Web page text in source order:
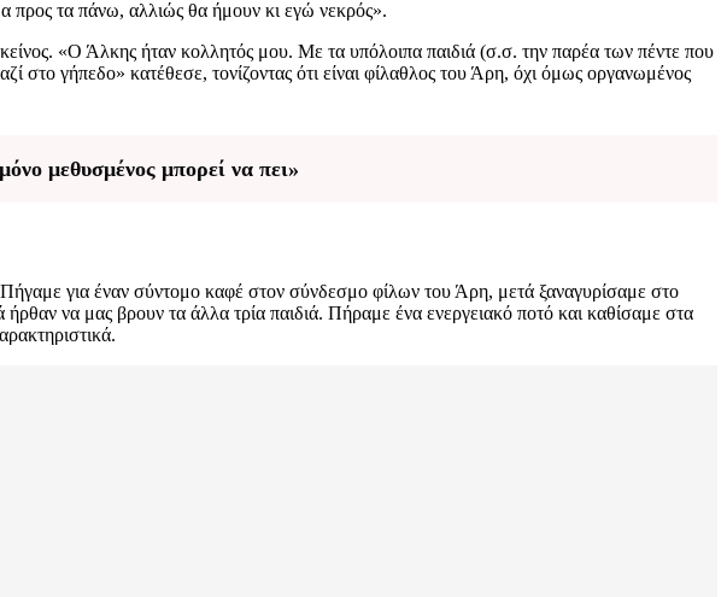
τα πάνω, αλλιώς θα ήμουν κι εγώ νεκρός».
«Ο Άλκης ήταν κολλητός μου. Με τα υπόλοιπα παιδιά (σ.σ. την παρέα των πέντε που
στο γήπεδο» κατέθεσε, τονίζοντας ότι είναι φίλαθλος του Άρη, όχι όμως οργανωμένος
μεθυσμένος μπορεί να πει»
για έναν σύντομο καφέ στον σύνδεσμο φίλων του Άρη, μετά ξαναγυρίσαμε στο
να μας βρουν τα άλλα τρία παιδιά. Πήραμε ένα ενεργειακό ποτό και καθίσαμε στα